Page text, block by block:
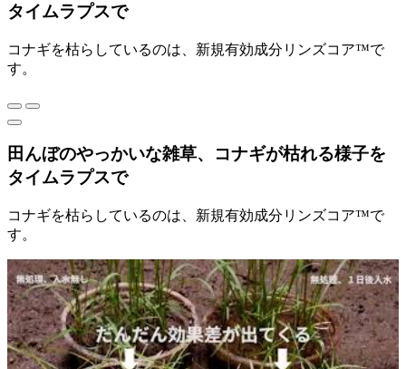
タイムラプスで
コナギを枯らしているのは、新規有効成分リンズコア™で
す。
田んぼのやっかいな雑草、コナギが枯れる様子を
タイムラプスで
コナギを枯らしているのは、新規有効成分リンズコア™で
す。